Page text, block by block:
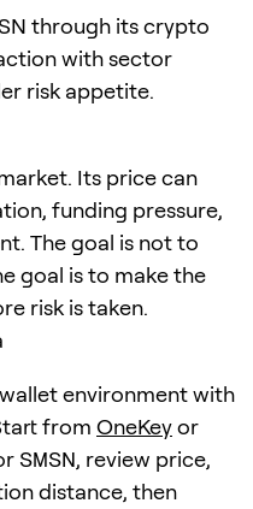
through its crypto
with sector
risk appetite.
Its price can
funding pressure,
The goal is not to
goal is to make the
risk is taken.
environment with
from OneKeyor
SMSN, review price,
distance, then